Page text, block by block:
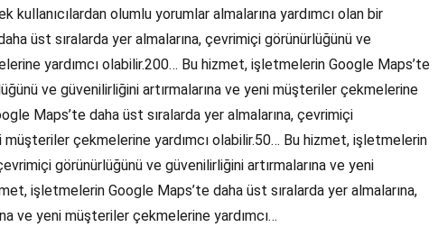
olumlu yorumlar almalarına yardımcı olan bir
üst sıralarda yer almalarına, çevrimiçi görünürlüğünü ve
yardımcı olabilir.200… Bu hizmet, işletmelerin Google Maps’te
ve güvenilirliğini artırmalarına ve yeni müşteriler çekmelerine
Maps’te daha üst sıralarda yer almalarına, çevrimiçi
müşteriler çekmelerine yardımcı olabilir.50… Bu hizmet, işletmelerin
görünürlüğünü ve güvenilirliğini artırmalarına ve yeni
işletmelerin Google Maps’te daha üst sıralarda yer almalarına,
ve yeni müşteriler çekmelerine yardımcı…